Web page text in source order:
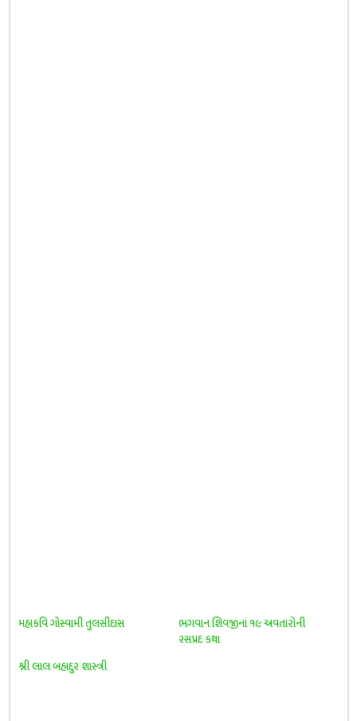
મહાકવિ ગોસ્વામી તુલસીદાસ
ભગવાન શિવજીનાં ૧૯ અવતારોની
રસપ્રદ કથા
શ્રી લાલ બહાદુર શાસ્ત્રી